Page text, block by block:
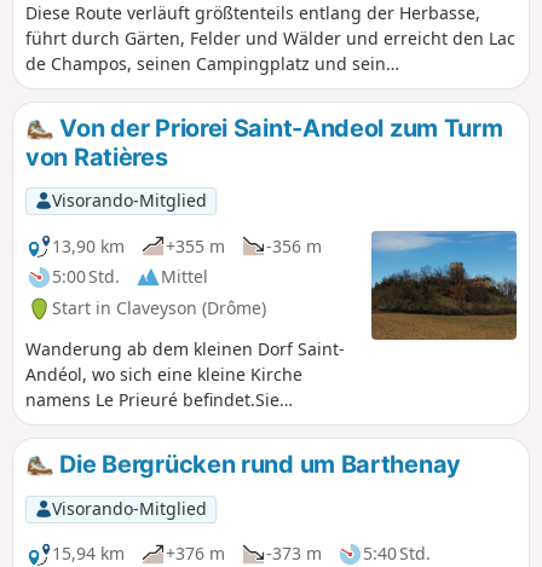
Diese Route verläuft größtenteils entlang der Herbasse,
führt durch Gärten, Felder und Wälder und erreicht den Lac
de Champos, seinen Campingplatz und sein
Freizeitzentrum, wobei asphaltierte Wege so weit wie
möglich vermieden werden. Sie endet im charmanten
kleinen Parc Georges Bert.
Von der Priorei Saint-Andeol zum Turm
von Ratières
Visorando-Mitglied
13,90 km
+355 m
-356 m
5:00 Std.
Mittel
Start in Claveyson (Drôme)
Wanderung ab dem kleinen Dorf Saint-
Andéol, wo sich eine kleine Kirche
namens Le Prieuré befindet.Sie
wandern bergauf bis zum Turm von
Ratières, wo Sie für Ihren Aufstieg mit
einem herrlichen 360°-Blick auf die
Alpen und den Vercors im Osten sowie
auf das Pilat-Massiv und die Berge der
Ardèche im Westen belohnt werden.
Die Bergrücken rund um Barthenay
Visorando-Mitglied
15,94 km
+376 m -373 m
5:40 Std.